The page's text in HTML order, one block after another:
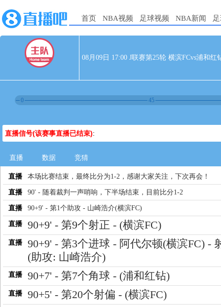
首页 NBA视频 足球视频 NBA新闻
08月09日 17:00 J联赛第25轮 横滨FCvs浦和红
0 45
直播信号(该赛事直播已结束):
直播 数据 竞猜
直播 本场比赛结束，最终比分为1-2，感谢大家关注，下次再会！
直播 90' - 随着裁判一声哨响，下半场结束，目前比分1-2
直播 90+9' - 第1个助攻 - 山崎浩介(横滨FC)
直播 90+9' - 第9个射正 - (横滨FC)
直播
90+9' - 第3个进球 - 阿代尔顿(横滨FC) -
(助攻: 山崎浩介)
直播 90+7' - 第7个角球 - (浦和红钻)
直播 90+5' - 第20个射偏 - (横滨FC)